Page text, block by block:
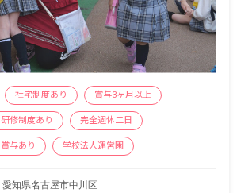
社宅制度あり 賞与3ヶ月以上
研修制度あり 完全週休二日
賞与あり 学校法人運営園
愛知県名古屋市中川区